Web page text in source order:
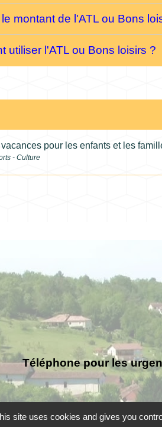
montant de l'ATL ou Bons
utiliser l'ATL ou Bons loisirs ?
pour les enfants et les
- Culture
Téléphone pour les
site uses cookies and gives you